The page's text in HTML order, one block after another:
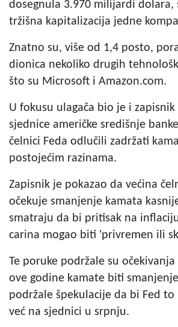
dosegnula 3.970 milijardi dolara,
tržišna kapitalizacija jedne
Znatno su, više od 1,4 posto,
dionica nekoliko drugih
što su Microsoft i Amazon.com.
U fokusu ulagača bio je i
sjednice američke središnje
čelnici Feda odlučili zadržati
postojećim razinama.
Zapisnik je pokazao da većina
očekuje smanjenje kamata
smatraju da bi pritisak na
carina mogao biti 'privremen ili
Te poruke podržale su
ove godine kamate biti
podržale špekulacije da bi Fed
već na sjednici u srpnju.